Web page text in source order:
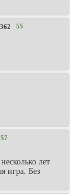
55
57
лет
игра. Без